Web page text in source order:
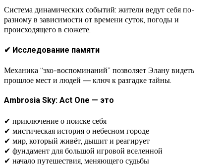
Система динамических событий: жители ведут себя по-
разному в зависимости от времени суток, погоды и
происходящего в сюжете.
✔ Исследование памяти
Механика “эхо-воспоминаний” позволяет Элану видеть
прошлое мест и людей — ключ к разгадке тайны.
Ambrosia Sky: Act One — это
✔ приключение о поиске себя
✔ мистическая история о небесном городе
✔ мир, который живёт, дышит и реагирует
✔ фундамент для большой игровой вселенной
✔ начало путешествия, меняющего судьбы